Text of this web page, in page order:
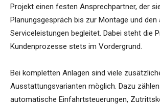
Projekt einen festen Ansprechpartner, der
Planungsgespräch bis zur Montage und den
Serviceleistungen begleitet. Dabei steht die
Kundenprozesse stets im Vordergrund.
Bei kompletten Anlagen sind viele
Ausstattungsvarianten möglich. Dazu
automatische Einfahrtsteuerungen,